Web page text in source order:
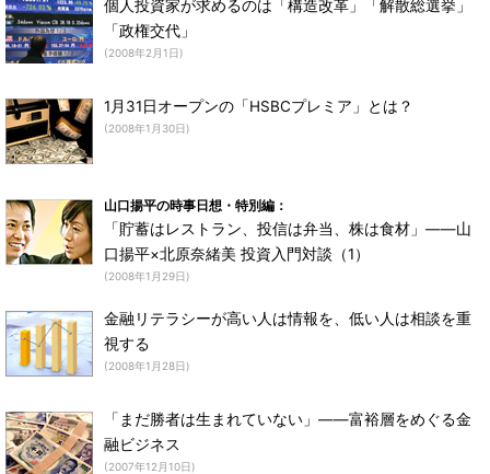
個人投資家が求めるのは「構造改革」「解散総選挙」
「政権交代」
(2008年2月1日)
1月31日オープンの「HSBCプレミア」とは？
(2008年1月30日)
山口揚平の時事日想・特別編：
「貯蓄はレストラン、投信は弁当、株は食材」――山
口揚平×北原奈緒美 投資入門対談（1）
(2008年1月29日)
金融リテラシーが高い人は情報を、低い人は相談を重
視する
(2008年1月28日)
「まだ勝者は生まれていない」――富裕層をめぐる金
融ビジネス
(2007年12月10日)